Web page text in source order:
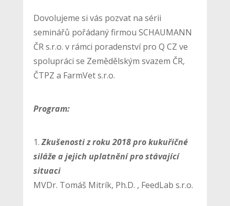
Dovolujeme si vás pozvat na sérii
seminářů pořádaný firmou SCHAUMANN
ČR s.r.o. v rámci poradenství pro Q CZ ve
spolupráci se Zemědělským svazem ČR,
ČTPZ a FarmVet s.r.o.
Program:
1. Zkušenosti z roku 2018 pro kukuřičné
siláže a jejich uplatnění pro stávající
situaci
MVDr. Tomáš Mitrík, Ph.D. , FeedLab s.r.o.